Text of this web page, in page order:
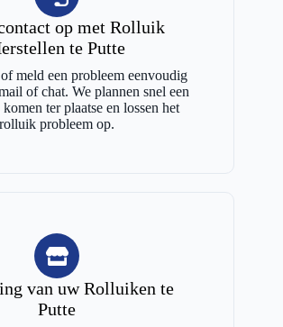
op met Rolluik
te Putte
meld een probleem eenvoudig
of chat. We plannen snel een
ter plaatse en lossen het
rolluik probleem op.
van uw Rolluiken te
Putte